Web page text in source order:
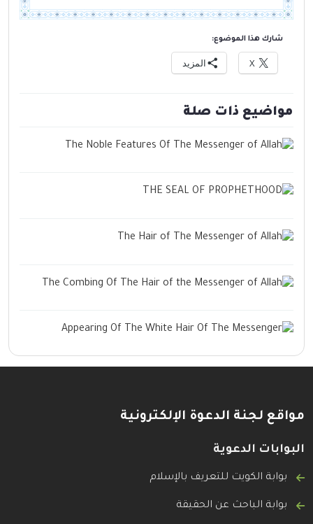
شارك هذا الموضوع:
X المزيد
مواضيع ذات صلة
مواقع لجنة الدعوة الإلكترونية
البوابات الدعوية
بوابة الكويت للتعريف بالإسلام
بوابة الباحث عن الحقيقة